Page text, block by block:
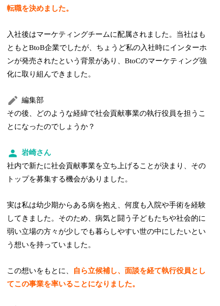
転職を決めました。
入社後はマーケティングチームに配属されました。当社はも
ともとBtoB企業でしたが、ちょうど私の入社時にインターホ
ンが発売されたという背景があり、BtoCのマーケティング強
化に取り組んできました。
編集部
その後、どのような経緯で社会貢献事業の執行役員を担うこ
とになったのでしょうか？
岩崎さん
社内で新たに社会貢献事業を立ち上げることが決まり、その
トップを募集する機会がありました。
実は私は幼少期からある病を抱え、何度も入院や手術を経験
してきました。そのため、病気と闘う子どもたちや社会的に
弱い立場の方々が少しでも暮らしやすい世の中にしたいとい
う想いを持っていました。
この想いをもとに、
自ら立候補し、面談を経て執行役員とし
てこの事業を率いることになりました。